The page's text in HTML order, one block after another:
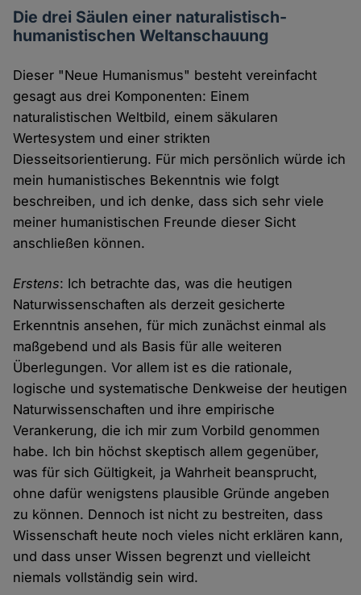
Die drei Säulen einer naturalistisch-
humanistischen Weltanschauung
Dieser "Neue Humanismus" besteht vereinfacht
gesagt aus drei Komponenten: Einem
naturalistischen Weltbild, einem säkularen
Wertesystem und einer strikten
Diesseitsorientierung. Für mich persönlich würde ich
mein humanistisches Bekenntnis wie folgt
beschreiben, und ich denke, dass sich sehr viele
meiner humanistischen Freunde dieser Sicht
anschließen können.
Erstens: Ich betrachte das, was die heutigen
Naturwissenschaften als derzeit gesicherte
Erkenntnis ansehen, für mich zunächst einmal als
maßgebend und als Basis für alle weiteren
Überlegungen. Vor allem ist es die rationale,
logische und systematische Denkweise der heutigen
Naturwissenschaften und ihre empirische
Verankerung, die ich mir zum Vorbild genommen
habe. Ich bin höchst skeptisch allem gegenüber,
was für sich Gültigkeit, ja Wahrheit beansprucht,
ohne dafür wenigstens plausible Gründe angeben
zu können. Dennoch ist nicht zu bestreiten, dass
Wissenschaft heute noch vieles nicht erklären kann,
und dass unser Wissen begrenzt und vielleicht
niemals vollständig sein wird.